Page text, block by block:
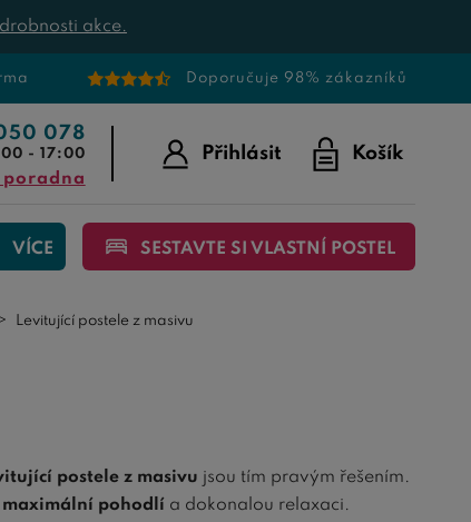
akce.
Doporučuje 98% zákazníků
078
- 17:00
poradna
Přihlásit Košík
VÍCE SESTAVTE SI VLASTNÍ POSTEL
Levitující postele z masivu
postele z masivu jsou tím pravým řešením.
maximální pohodlí a dokonalou relaxaci.